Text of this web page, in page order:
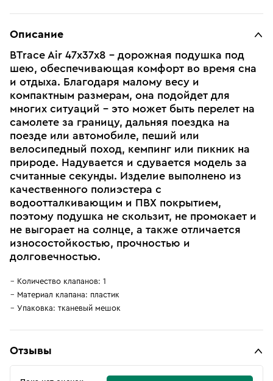
Описание
BTrace Air 47х37х8 – дорожная подушка под
шею, обеспечивающая комфорт во время сна
и отдыха. Благодаря малому весу и
компактным размерам, она подойдет для
многих ситуаций – это может быть перелет на
самолете за границу, дальняя поездка на
поезде или автомобиле, пеший или
велосипедный поход, кемпинг или пикник на
природе. Надувается и сдувается модель за
считанные секунды. Изделие выполнено из
качественного полиэстера с
водоотталкивающим и ПВХ покрытием,
поэтому подушка не скользит, не промокает и
не выгорает на солнце, а также отличается
износостойкостью, прочностью и
долговечностью.
Количество клапанов: 1
Материал клапана: пластик
Упаковка: тканевый мешок
Отзывы